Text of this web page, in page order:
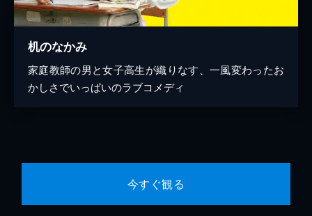
机のなかみ
家庭教師の男と女子高生が織りなす、一風変わったお
かしさでいっぱいのラブコメディ
今すぐ観る